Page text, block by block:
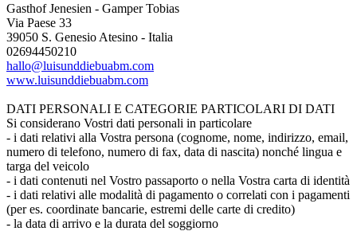
Gasthof Jenesien - Gamper Tobias
Via Paese 33
39050 S. Genesio Atesino - Italia
02694450210
hallo@luisunddiebuabm.com
www.luisunddiebuabm.com
DATI PERSONALI E CATEGORIE PARTICOLARI DI DATI
Si considerano Vostri dati personali in particolare
- i dati relativi alla Vostra persona (cognome, nome, indirizzo, email,
numero di telefono, numero di fax, data di nascita) nonché lingua e
targa del veicolo
- i dati contenuti nel Vostro passaporto o nella Vostra carta di identità
- i dati relativi alle modalità di pagamento o correlati con i pagamenti
(per es. coordinate bancarie, estremi delle carte di credito)
- la data di arrivo e la durata del soggiorno